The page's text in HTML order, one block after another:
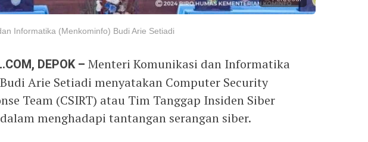
Informatika (Menkominfo) Budi Arie Setiadi
DEPOK – Menteri Komunikasi dan Informatika
Arie Setiadi menyatakan Computer Security
Team (CSIRT) atau Tim Tanggap Insiden Siber
menghadapi tantangan serangan siber.